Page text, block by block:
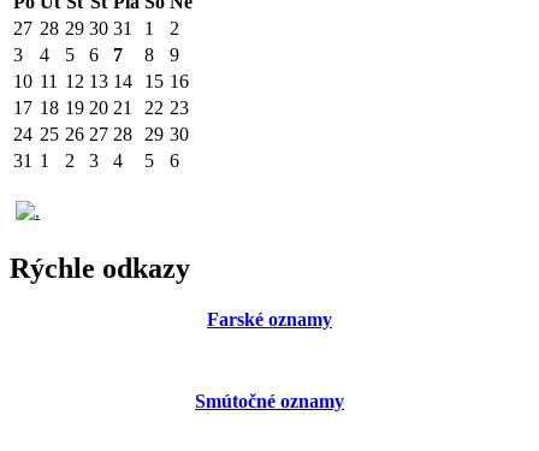
27 28 29 30 31 1
2
3
4 5 6 7 8
9
10 11 12 13 14 15 16
17 18 19 20 21 22 23
24 25 26 27 28 29 30
31 1 2 3 4 5 6
Rýchle odkazy
Farské oznamy
Smútočné oznamy